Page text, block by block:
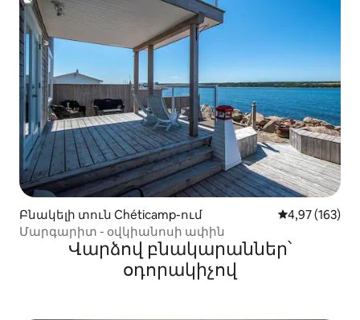
Բնակելի տուն Chéticamp-ում Միջին
4,97 (163)
Մարգարիտ - օվկիանոսի ափին
Վարձով բնակարաններ՝
օդորակիչով